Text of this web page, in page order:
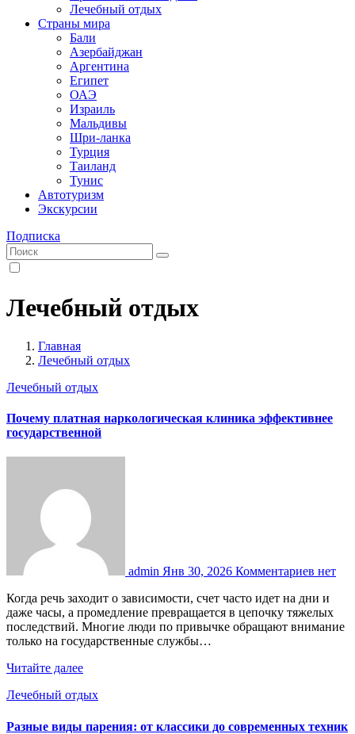
Лечебный отдых
Страны мира
Бали
Азербайджан
Аргентина
Египет
ОАЭ
Израиль
Мальдивы
Шри-ланка
Турция
Таиланд
Тунис
Автотуризм
Экскурсии
Подписка
Лечебный отдых
Главная
Лечебный отдых
Лечебный отдых
Почему платная наркологическая клиника эффективнее
государственной
admin Янв 30, 2026 Комментариев нет
Когда речь заходит о зависимости, счет часто идет на дни и
даже часы, а промедление превращается в цепочку тяжелых
последствий. Многие люди по привычке обращают внимание
только на государственные службы…
Читайте далее
Лечебный отдых
Разные виды парения: от классики до современных техник